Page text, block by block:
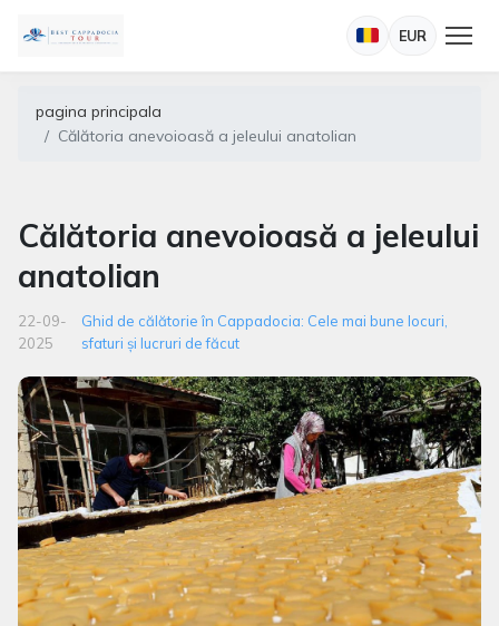
EUR
pagina principala
Călătoria anevoioasă a jeleului anatolian
Călătoria anevoioasă a jeleului
anatolian
22-09-
2025
Ghid de călătorie în Cappadocia: Cele mai bune locuri,
sfaturi și lucruri de făcut